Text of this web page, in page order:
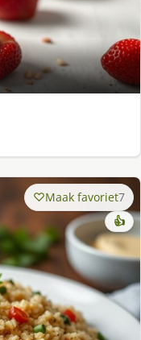
Maak favoriet7
👍